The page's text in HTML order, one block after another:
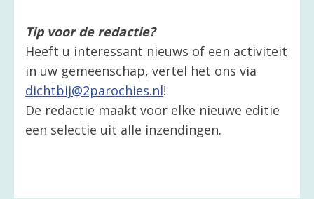
Tip voor de redactie?
Heeft u interessant nieuws of een activiteit
in uw gemeenschap, vertel het ons via
dichtbij@2parochies.nl!
De redactie maakt voor elke nieuwe editie
een selectie uit alle inzendingen.